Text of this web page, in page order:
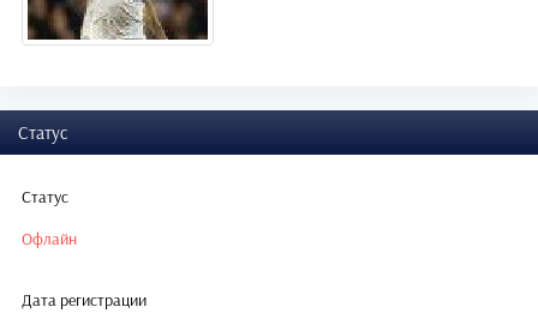
Статус
Статус
Офлайн
Дата регистрации